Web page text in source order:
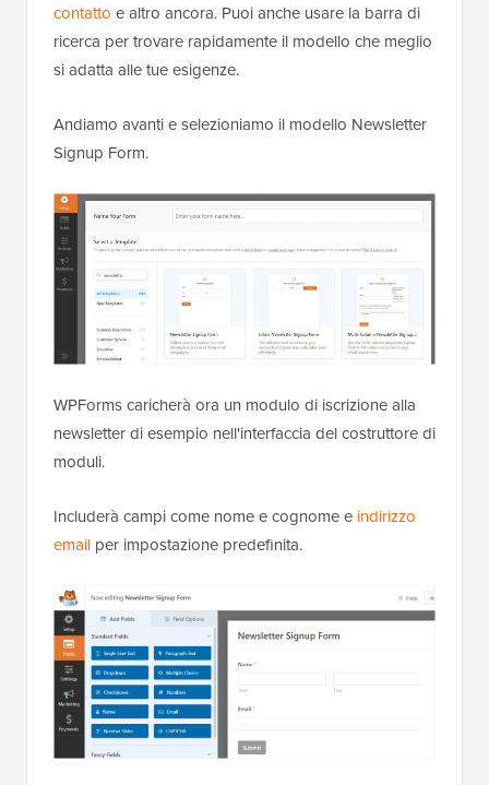
contatto e altro ancora. Puoi anche usare la barra di
ricerca per trovare rapidamente il modello che meglio
si adatta alle tue esigenze.
Andiamo avanti e selezioniamo il modello Newsletter
Signup Form.
WPForms caricherà ora un modulo di iscrizione alla
newsletter di esempio nell'interfaccia del costruttore di
moduli.
Includerà campi come nome e cognome e indirizzo
email per impostazione predefinita.